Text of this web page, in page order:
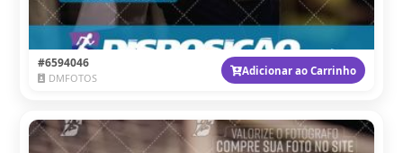
#6594046
DMFOTOS
Adicionar ao Carrinho